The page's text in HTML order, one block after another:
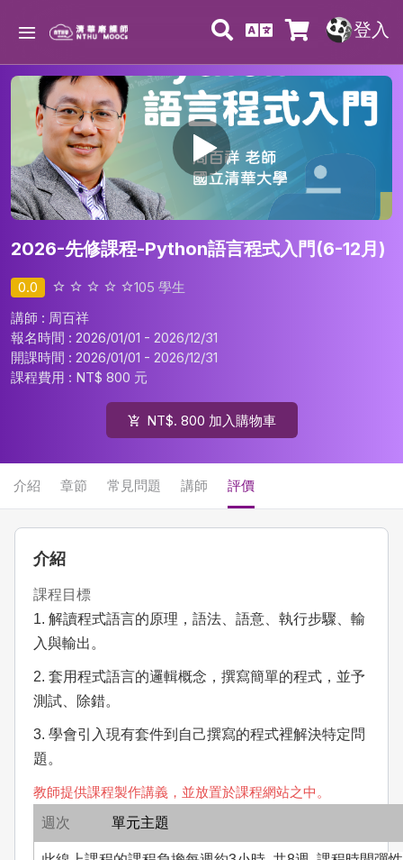
登入
2026-先修課程-Python語言程式入門(6-12月)
0.0 105 學生
講師 : 周百祥
報名時間 : 2026/01/01 - 2026/12/31
開課時間 : 2026/01/01 - 2026/12/31
課程費用 : NT$ 800 元
NT$. 800 加入購物車
介紹 章節 常見問題 講師 評價
介紹
課程目標
1. 解讀程式語言的原理，語法、語意、執行步驟、輸
入與輸出。
2. 套用程式語言的邏輯概念，撰寫簡單的程式，並予
測試、除錯。
3. 學會引入現有套件到自己撰寫的程式裡解決特定問
題。
教師提供課程製作講義，並放置於課程網站之中。
週次 單元主題